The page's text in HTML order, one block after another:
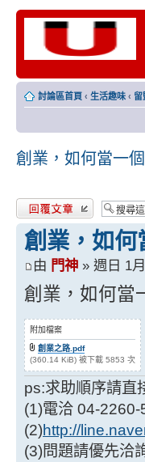
討論區首頁 ‹ 生活趣味 ‹ 留
創業，如何當一
發表回覆
創業，如何
由 門神 » 週日 1
創業，如何當
附加檔案
創業之路.pdf
(360.14 KiB) 被下載 5853 次
ps:求助順序請直
(1)電洽 04-
(2)http://
(3)問題請優先洽